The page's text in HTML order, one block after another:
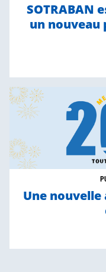
SOTRABAN
un nouveau
Une